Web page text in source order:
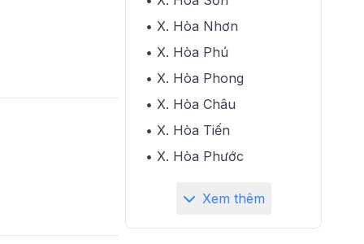
• X. Hòa Nhơn
• X. Hòa Phú
• X. Hòa Phong
• X. Hòa Châu
• X. Hòa Tiến
• X. Hòa Phước
Xem thêm